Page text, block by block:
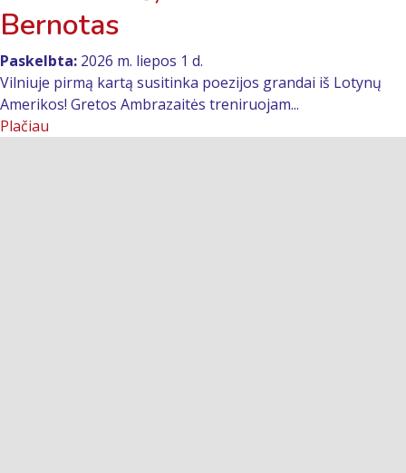
Bernotas
Paskelbta: 2026 m. liepos 1 d.
Vilniuje pirmą kartą susitinka poezijos grandai iš Lotynų
Amerikos! Gretos Ambrazaitės treniruojam...
Plačiau